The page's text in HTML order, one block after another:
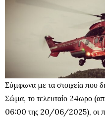
Σύμφωνα με τα στοιχεία που
Σώμα, το τελευταίο 24ωρο
06:00 της 20/06/2025), οι